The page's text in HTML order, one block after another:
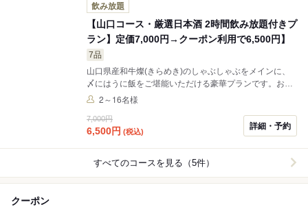
飲み放題
【山口コース・厳選日本酒 2時間飲み放題付きプ
ラン】定価7,000円→クーポン利用で6,500円】
7品
山口県産和牛燦(きらめき)のしゃぶしゃぶをメインに、
〆にはうに飯をご堪能いただける豪華プランです。お食
事のお供には、山口県産の日本酒9種類+店長の隠し酒を
す。ノンアルコールドリンクも数多くご用意しておりま
すのでどなたでも楽しめること間違いなし！ ご宴会、接
だけます。
2～16名様
7,000円
6,500円 (税込)
詳細・予約
すべてのコースを見る（5件）
クーポン